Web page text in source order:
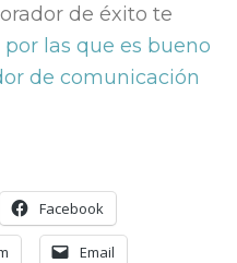
de éxito te
por las que es bueno
de comunicación
Facebook
Email